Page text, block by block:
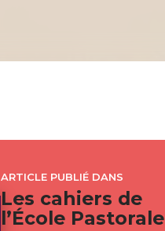
ARTICLE PUBLIÉ DANS
Les cahiers de
l’École Pastorale